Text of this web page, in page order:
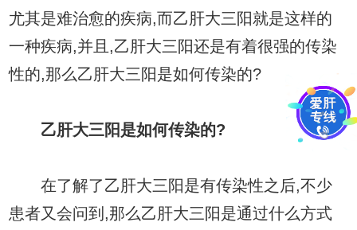
尤其是难治愈的疾病,而乙肝大三阳就是这样的
一种疾病,并且,乙肝大三阳还是有着很强的传染
性的,那么乙肝大三阳是如何传染的?
乙肝大三阳是如何传染的?
在了解了乙肝大三阳是有传染性之后,不少
患者又会问到,那么乙肝大三阳是通过什么方式